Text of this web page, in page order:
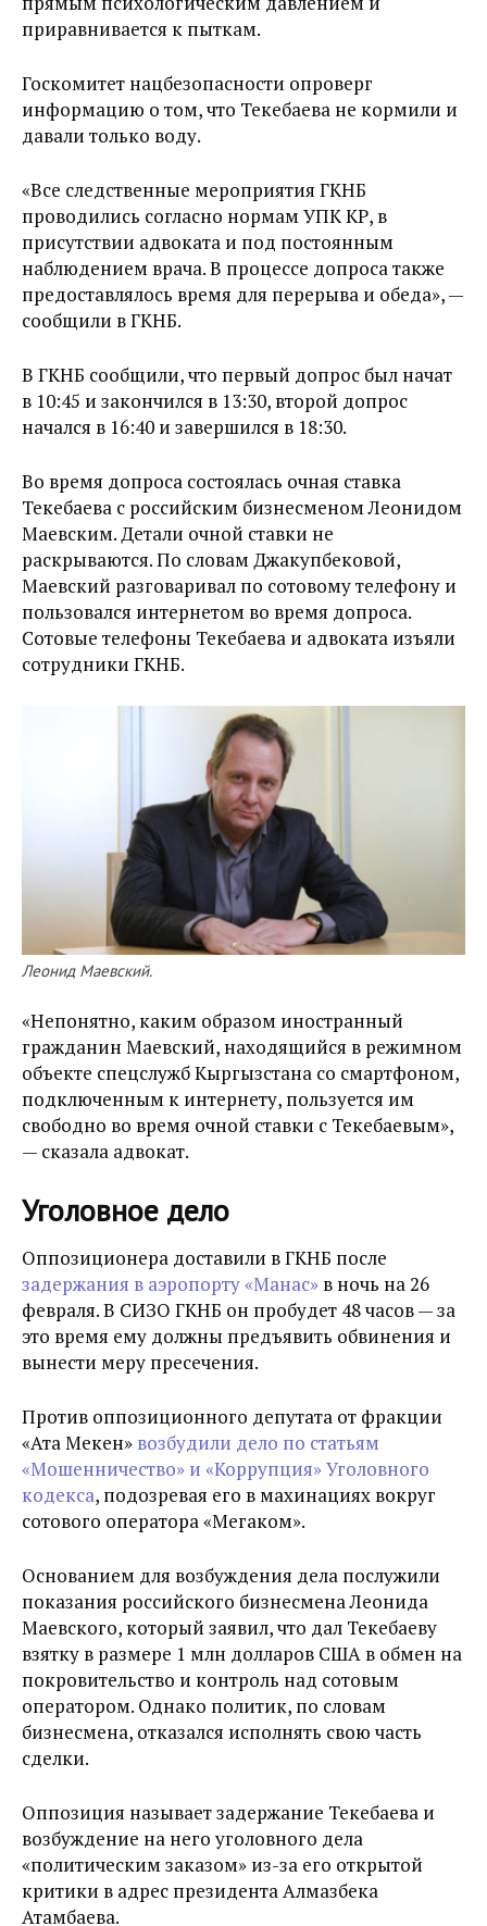
приравнивается к пыткам.
Госкомитет нацбезопасности опроверг
информацию о том, что Текебаева не кормили и
давали только воду.
«Все следственные мероприятия ГКНБ
проводились согласно нормам УПК КР, в
присутствии адвоката и под постоянным
наблюдением врача. В процессе допроса также
предоставлялось время для перерыва и обеда», —
сообщили в ГКНБ.
В ГКНБ сообщили, что первый допрос был начат
в 10:45 и закончился в 13:30, второй допрос
начался в 16:40 и завершился в 18:30.
Во время допроса состоялась очная ставка
Текебаева с российским бизнесменом Леонидом
Маевским. Детали очной ставки не
раскрываются. По словам Джакупбековой,
Маевский разговаривал по сотовому телефону и
пользовался интернетом во время допроса.
Сотовые телефоны Текебаева и адвоката изъяли
сотрудники ГКНБ.
Леонид Маевский.
«Непонятно, каким образом иностранный
гражданин Маевский, находящийся в режимном
объекте спецслужб Кыргызстана со смартфоном,
подключенным к интернету, пользуется им
свободно во время очной ставки с Текебаевым»,
— сказала адвокат.
Уголовное дело
Оппозиционера доставили в ГКНБ после
задержания в аэропорту «Манас» в ночь на 26
февраля. В СИЗО ГКНБ он пробудет 48 часов — за
это время ему должны предъявить обвинения и
вынести меру пресечения.
Против оппозиционного депутата от фракции
«Ата Мекен» возбудили дело по статьям
«Мошенничество» и «Коррупция» Уголовного
кодекса, подозревая его в махинациях вокруг
сотового оператора «Мегаком».
Основанием для возбуждения дела послужили
показания российского бизнесмена Леонида
Маевского, который заявил, что дал Текебаеву
взятку в размере 1 млн долларов США в обмен на
покровительство и контроль над сотовым
оператором. Однако политик, по словам
бизнесмена, отказался исполнять свою часть
сделки.
Оппозиция называет задержание Текебаева и
возбуждение на него уголовного дела
«политическим заказом» из-за его открытой
критики в адрес президента Алмазбека
Атамбаева.